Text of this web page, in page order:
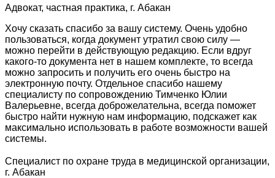
Адвокат, частная практика, г. Абакан
Хочу сказать спасибо за вашу систему. Очень удобно
пользоваться, когда документ утратил свою силу —
можно перейти в действующую редакцию. Если вдруг
какого-то документа нет в нашем комплекте, то всегда
можно запросить и получить его очень быстро на
электронную почту. Отдельное спасибо нашему
специалисту по сопровождению Тимченко Юлии
Валерьевне, всегда доброжелательна, всегда поможет
быстро найти нужную нам информацию, подскажет как
максимально использовать в работе возможности вашей
системы.
Специалист по охране труда в медицинской организации,
г. Абакан